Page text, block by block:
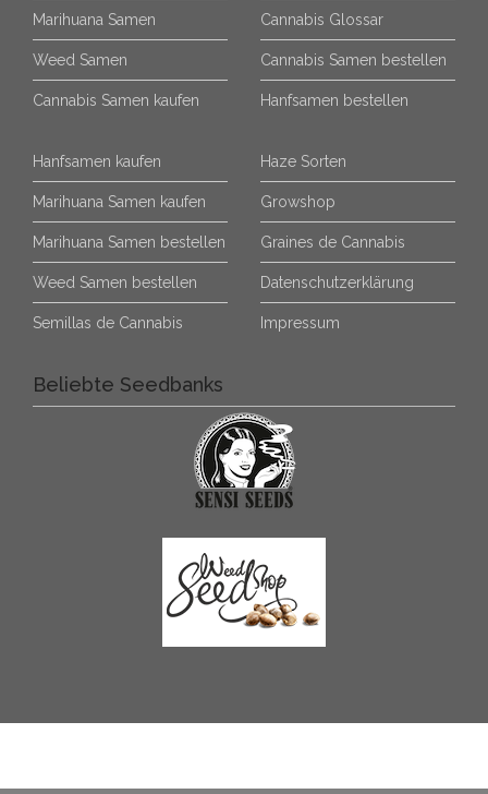
Marihuana Samen
Weed Samen
Cannabis Samen kaufen
Cannabis Glossar
Cannabis Samen bestellen
Hanfsamen bestellen
Hanfsamen kaufen
Marihuana Samen kaufen
Marihuana Samen bestellen
Weed Samen bestellen
Semillas de Cannabis
Haze Sorten
Growshop
Graines de Cannabis
Datenschutzerklärung
Impressum
Beliebte Seedbanks